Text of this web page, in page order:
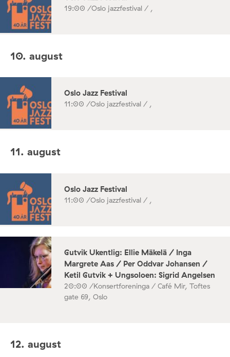
19:00 /Oslo jazzfestival / ,
10. august
Oslo Jazz Festival
11:00 /Oslo jazzfestival / ,
11. august
Oslo Jazz Festival
11:00 /Oslo jazzfestival / ,
Gutvik Ukentlig: Ellie Mäkelä / Inga
Margrete Aas / Per Oddvar Johansen /
Ketil Gutvik + Ungsoloen: Sigrid Angelsen
20:00 /Konsertforeninga / Café Mir, Toftes
gate 69, Oslo
12. august